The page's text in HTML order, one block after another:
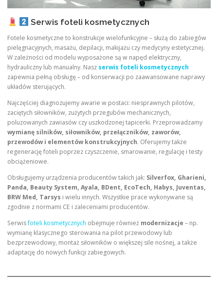
Serwis foteli kosmetycznych
Fotele kosmetyczne to konstrukcje wielofunkcyjne – służą do zabiegów
pielęgnacyjnych, masażu, depilacji, makijażu czy medycyny estetycznej.
W zależności od modelu wyposażone są w napęd elektryczny,
hydrauliczny lub manualny. Nasz serwis foteli kosmetycznych
zapewnia pełną obsługę – od konserwacji po zaawansowane naprawy
układów sterujących.
Najczęściej diagnozujemy awarie w postaci: niesprawnych pilotów,
zaciętych siłowników, zużytych przegubów mechanicznych,
poluzowanych zawiasów czy uszkodzonej tapicerki. Przeprowadzamy
wymianę silników, siłowników, przełączników, zaworów,
przewodów i elementów konstrukcyjnych. Oferujemy także
regenerację foteli poprzez czyszczenie, smarowanie, regulację i testy
obciążeniowe.
Obsługujemy urządzenia producentów takich jak: Silverfox, Gharieni,
Panda, Beauty System, Ayala, BDent, EcoTech, Habys, Juventas,
BRW Med, Tarsys i wielu innych. Wszystkie prace wykonywane są
zgodnie z normami CE i zaleceniami producentów.
Serwisfoteli kosmetycznych obejmuje również modernizacje – np.
wymianę klasycznego sterowania na pilot przewodowy lub
bezprzewodowy, montaż siłowników o większej sile nośnej, a także
adaptację do nowych funkcji zabiegowych.